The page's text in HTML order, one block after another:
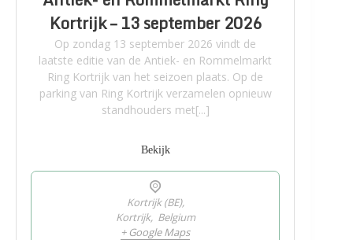
Kortrijk – 13 september 2026
Op zondag 13 september 2026 vindt de
laatste editie van de Antiek- en Rommelmarkt
Ring Kortrijk van het seizoen plaats. Op de
parking van Ring Kortrijk verzamelen opnieuw
standhouders met[...]
Bekijk
Kortrijk (BE),
Kortrijk, Belgium
+ Google Maps